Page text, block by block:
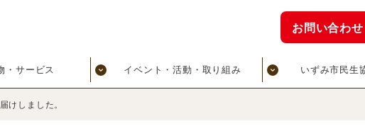
・サービス イベント・活動・取り組み いずみ市民生
お問い合わせ
けしました。